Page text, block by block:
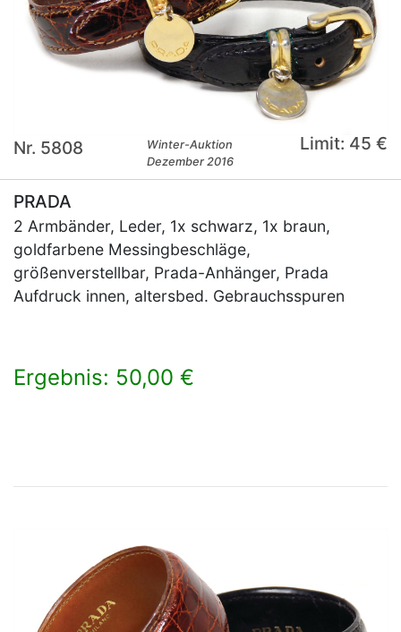
Nr. 5808
Winter-Auktion
Dezember 2016
Limit: 45 €
PRADA
2 Armbänder, Leder, 1x schwarz, 1x braun,
goldfarbene Messingbeschläge,
größenverstellbar, Prada-Anhänger, Prada
Aufdruck innen, altersbed. Gebrauchsspuren
Ergebnis: 50,00 €